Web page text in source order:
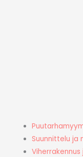
Suunnittelu ja